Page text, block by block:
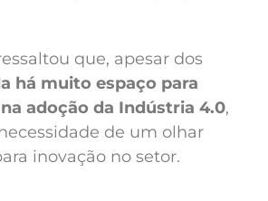
que, apesar dos
há muito espaço para
adoção da Indústria 4.0,
de um olhar
inovação no setor.